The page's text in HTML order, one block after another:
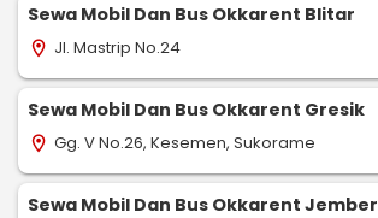
Sewa Mobil Dan Bus Okkarent Blitar
location_on Jl. Mastrip No.24
Sewa Mobil Dan Bus Okkarent Gresik
location_on Gg. V No.26, Kesemen, Sukorame
Sewa Mobil Dan Bus Okkarent Jember